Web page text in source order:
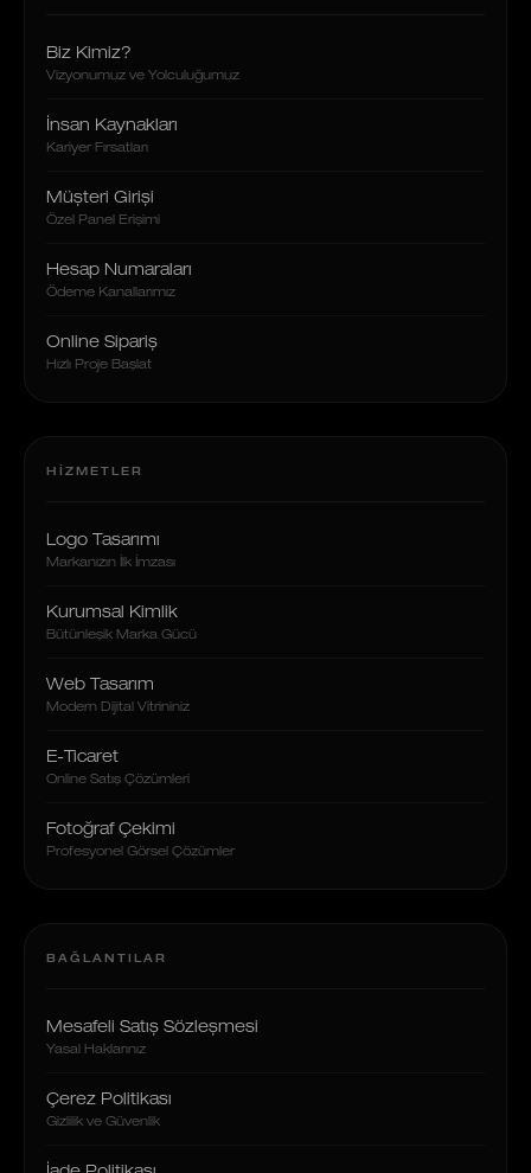
Biz Kimiz?
Vizyonumuz ve Yolculuğumuz
İnsan Kaynakları
Kariyer Fırsatları
Müşteri Girişi
Özel Panel Erişimi
Hesap Numaraları
Ödeme Kanallarımız
Online Sipariş
Hızlı Proje Başlat
HIZMETLER
Logo Tasarımı
Markanızın İlk İmzası
Kurumsal Kimlik
Bütünleşik Marka Gücü
Web Tasarım
Modern Dijital Vitrininiz
E-Ticaret
Online Satış Çözümleri
Fotoğraf Çekimi
Profesyonel Görsel Çözümler
BAĞLANTILAR
Mesafeli Satış Sözleşmesi
Yasal Haklarınız
Çerez Politikası
Gizlilik ve Güvenlik